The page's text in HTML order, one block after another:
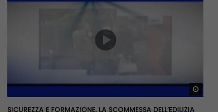
SICUREZZA E FORMAZIONE, LA SCOMMESSA DELL’EDILIZIA